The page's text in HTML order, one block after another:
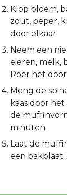
Klop bloem,
zout, peper,
door elkaar.
Neem een
eieren, melk,
Roer het
Meng de
kaas door
de
minuten.
Laat de
een bakplaat.